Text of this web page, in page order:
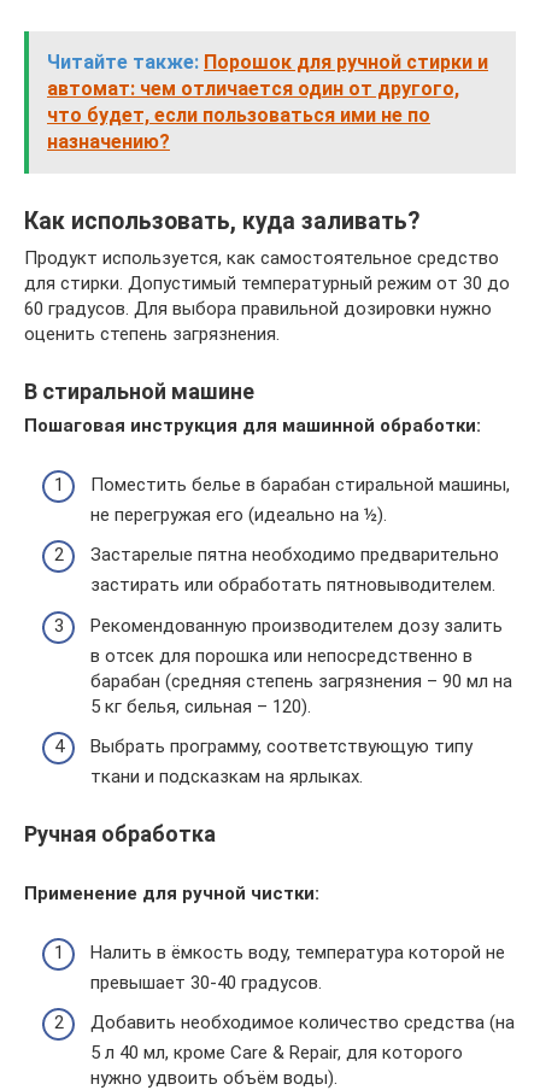
Читайте также: Порошок для ручной стирки и
автомат: чем отличается один от другого,
что будет, если пользоваться ими не по
назначению?
Как использовать, куда заливать?
Продукт используется, как самостоятельное средство
для стирки. Допустимый температурный режим от 30 до
60 градусов. Для выбора правильной дозировки нужно
оценить степень загрязнения.
В стиральной машине
Пошаговая инструкция для машинной обработки:
Поместить белье в барабан стиральной машины,
не перегружая его (идеально на ½).
Застарелые пятна необходимо предварительно
застирать или обработать пятновыводителем.
Рекомендованную производителем дозу залить
в отсек для порошка или непосредственно в
барабан (средняя степень загрязнения – 90 мл на
5 кг белья, сильная – 120).
Выбрать программу, соответствующую типу
ткани и подсказкам на ярлыках.
Ручная обработка
Применение для ручной чистки:
Налить в ёмкость воду, температура которой не
превышает 30-40 градусов.
Добавить необходимое количество средства (на
5 л 40 мл, кроме Care & Repair, для которого
нужно удвоить объём воды).